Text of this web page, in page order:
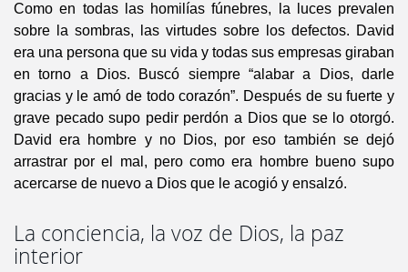
Como en todas las homilías fúnebres, la luces prevalen
sobre la sombras, las virtudes sobre los defectos. David
era una persona que su vida y todas sus empresas giraban
en torno a Dios. Buscó siempre “alabar a Dios, darle
gracias y le amó de todo corazón”. Después de su fuerte y
grave pecado supo pedir perdón a Dios que se lo otorgó.
David era hombre y no Dios, por eso también se dejó
arrastrar por el mal, pero como era hombre bueno supo
acercarse de nuevo a Dios que le acogió y ensalzó.
La conciencia, la voz de Dios, la paz
interior